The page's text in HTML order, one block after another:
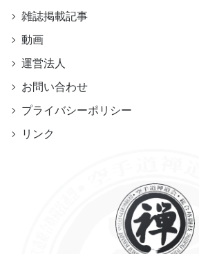
雑誌掲載記事
動画
運営法人
お問い合わせ
プライバシーポリシー
リンク